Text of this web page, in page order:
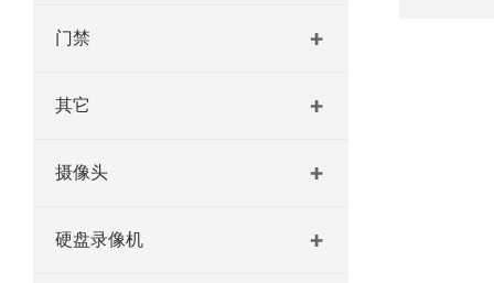
门禁
其它
摄像头
硬盘录像机